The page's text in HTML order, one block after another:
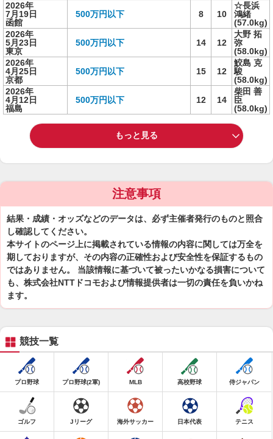
2026年
7月19日
函館
500万円以下 8 10
☆長浜
鴻緒
(57.0kg)
2026年
5月23日
東京
500万円以下 14 12
大野 拓
弥
(58.0kg)
2026年
4月25日
京都
500万円以下 15 12
鮫島 克
駿
(58.0kg)
2026年
4月12日
福島
500万円以下 12 14
柴田 善
臣
(58.0kg)
もっと見る
注意事項
結果・成績・オッズなどのデータは、必ず主催者発行のものと照合
し確認してください。
本サイトのページ上に掲載されている情報の内容に関しては万全を
期しておりますが、その内容の正確性および安全性を保証するもの
ではありません。 当該情報に基づいて被ったいかなる損害について
も、株式会社NTTドコモおよび情報提供者は一切の責任を負いかね
ます。
競技一覧
プロ野球 プロ野球(2軍) MLB 高校野球 侍ジャパン
ゴルフ Jリーグ 海外サッカー 日本代表 テニス